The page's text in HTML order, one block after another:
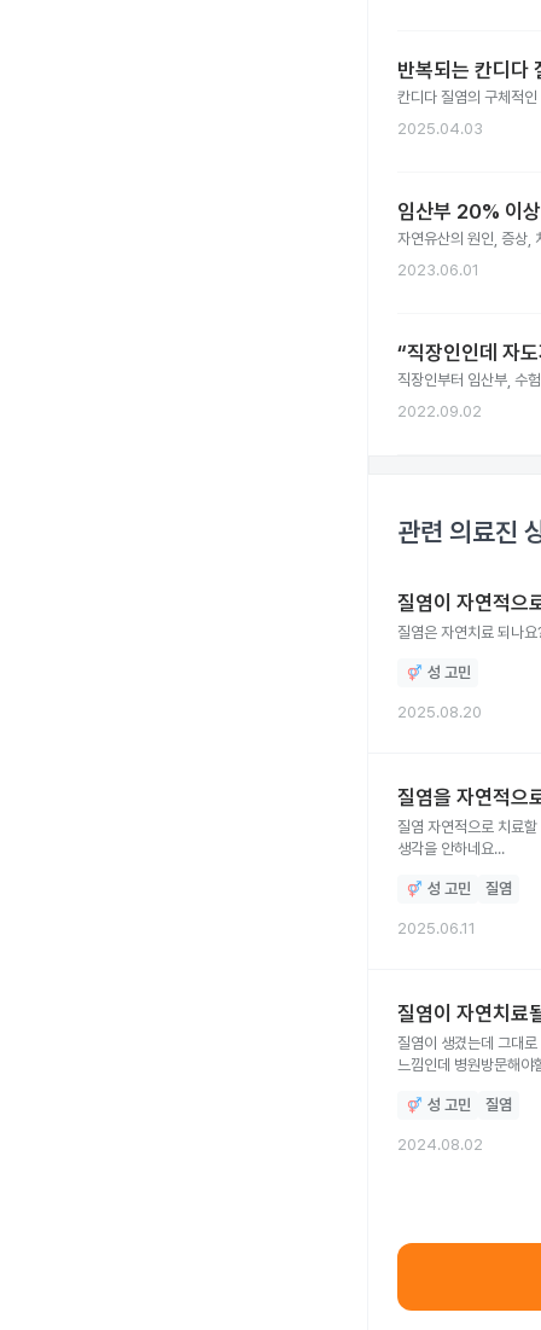
반복되는 칸디다
칸디다 질염의 구체적
2025.04.03
임산부 20% 이
자연유산의 원인, 증상,
2023.06.01
“직장인인데 자
직장인부터 임산부, 수
2022.09.02
관련 의료진
질염이 자연적으
질염은 자연치료 되나요
성 고민
2025.08.20
질염을 자연적으
질염 자연적으로 치료
생각을 안하네요...
성 고민 질염
2025.06.11
질염이 자연치료
질염이 생겼는데 그대
느낌인데 병원방문해야
성 고민 질염
2024.08.02